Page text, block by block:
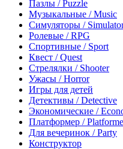
Пазлы / Puzzle
Музыкальные / Music
Симуляторы /
Ролевые / RPG
Спортивные / Sport
Квест / Quest
Стрелялки / Shooter
Ужасы / Horror
Игры для детей
Детективы / Detective
Экономические /
Платформер /
Для вечеринок / Party
Конструктор